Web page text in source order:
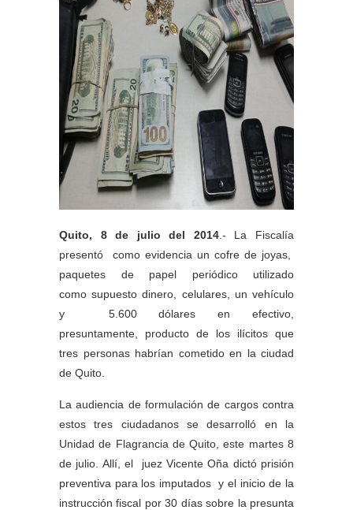
Quito, 8 de julio del 2014.- La Fiscalía
presentó como evidencia un cofre de joyas,
paquetes de papel periódico utilizado
como supuesto dinero, celulares, un vehículo
y 5.600 dólares en efectivo,
presuntamente, producto de los ilícitos que
tres personas habrían cometido en la ciudad
de Quito.
La audiencia de formulación de cargos contra
estos tres ciudadanos se desarrolló en la
Unidad de Flagrancia de Quito, este martes 8
de julio. Allí, el juez Vicente Oña dictó prisión
preventiva para los imputados y el inicio de la
instrucción fiscal por 30 días sobre la presunta